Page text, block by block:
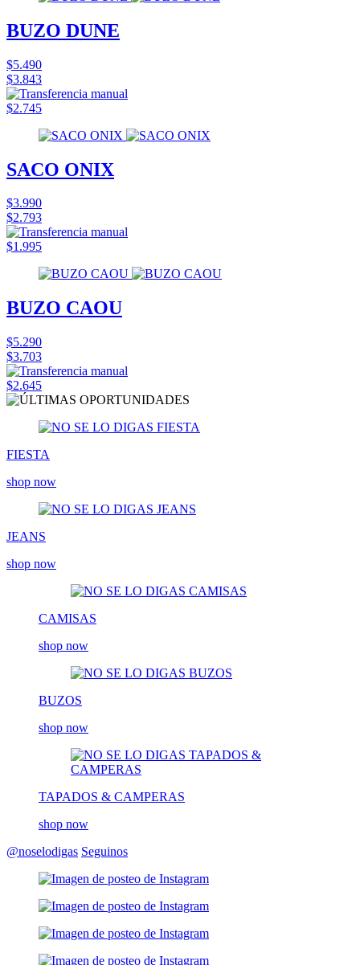
BUZO DUNE
$5.490
$3.843
$2.745
SACO ONIX
$3.990
$2.793
$1.995
BUZO CAOU
$5.290
$3.703
$2.645
FIESTA
shop now
JEANS
shop now
CAMISAS
shop now
BUZOS
shop now
TAPADOS & CAMPERAS
shop now
@noselodigas Seguinos